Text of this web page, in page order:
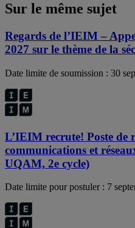
Sur le même sujet
Regards de l’IEIM –
2027 sur le thème de la
Date limite de soumission : 30
L’IEIM recrute! Poste de
communications et
UQAM, 2e cycle)
Date limite pour postuler : 7